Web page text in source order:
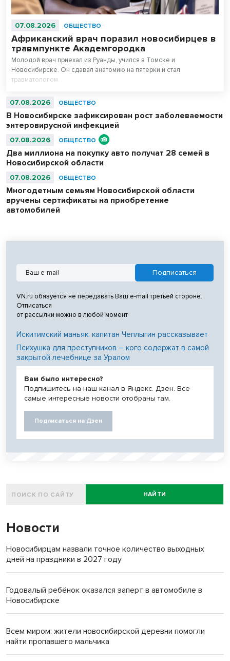
07.08.2026 ОБЩЕСТВО
Африканский врач поразил новосибирцев в
травмпункте Академгородка
Молодой врач приехал из Руанды, учился в Томске и
Новосибирске. Он сдавал анатомию на пятерки и стал
травматологом.
07.08.2026 ОБЩЕСТВО
В Новосибирске зафиксирован рост заболеваемости
энтеровирусной инфекцией
07.08.2026 ОБЩЕСТВО
Два миллиона на покупку авто получат 28 семей в
Новосибирской области
07.08.2026 ОБЩЕСТВО
Многодетным семьям Новосибирской области
вручены сертификаты на приобретение
автомобилей
VN.ru обязуется не передавать Ваш e-mail третьей стороне.
Отписаться
от рассылки можно в любой момент
Искитимский маньяк: капитан Чеплыгин рассказывает
Психушка для преступников – кого содержат в самой
закрытой лечебнице за Уралом
Вам было интересно?
Подпишитесь на наш канал в Яндекс. Дзен. Все
самые интересные новости отобраны там.
Подписаться на Дзен
НАЙТИ
Новости
Новосибирцам назвали точное количество выходных
дней на праздники в 2027 году
Годовалый ребёнок оказался заперт в автомобиле в
Новосибирске
Всем миром: жители новосибирской деревни помогли
найти пропавшего мальчика